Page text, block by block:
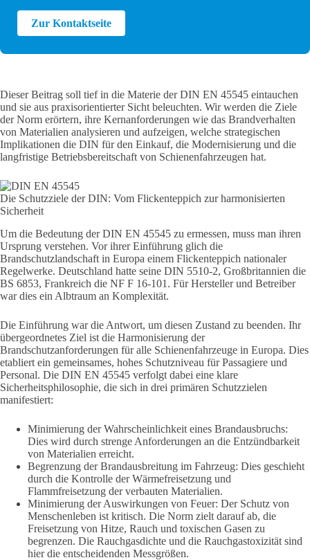
Zur Kontaktseite
Dieser Beitrag soll tief in die Materie der DIN EN 45545 eintauchen
und sie aus praxisorientierter Sicht beleuchten. Wir werden die Ziele
der Norm erörtern, ihre Kernanforderungen wie das Brandverhalten
von Materialien analysieren und aufzeigen, welche strategischen
Implikationen die DIN für den Einkauf, die Modernisierung und die
langfristige Betriebsbereitschaft von Schienenfahrzeugen hat.
Die Schutzziele der DIN: Vom Flickenteppich zur harmonisierten
Sicherheit
Um die Bedeutung der DIN EN 45545 zu ermessen, muss man ihren
Ursprung verstehen. Vor ihrer Einführung glich die
Brandschutzlandschaft in Europa einem Flickenteppich nationaler
Regelwerke. Deutschland hatte seine DIN 5510-2, Großbritannien die
BS 6853, Frankreich die NF F 16-101. Für Hersteller und Betreiber
war dies ein Albtraum an Komplexität.
Die Einführung war die Antwort, um diesen Zustand zu beenden. Ihr
übergeordnetes Ziel ist die Harmonisierung der
Brandschutzanforderungen für alle Schienenfahrzeuge in Europa. Dies
etabliert ein gemeinsames, hohes Schutzniveau für Passagiere und
Personal. Die DIN EN 45545 verfolgt dabei eine klare
Sicherheitsphilosophie, die sich in drei primären Schutzzielen
manifestiert:
Minimierung der Wahrscheinlichkeit eines Brandausbruchs:
Dies wird durch strenge Anforderungen an die Entzündbarkeit
von Materialien erreicht.
Begrenzung der Brandausbreitung im Fahrzeug: Dies geschieht
durch die Kontrolle der Wärmefreisetzung und
Flammfreisetzung der verbauten Materialien.
Minimierung der Auswirkungen von Feuer: Der Schutz von
Menschenleben ist kritisch. Die Norm zielt darauf ab, die
Freisetzung von Hitze, Rauch und toxischen Gasen zu
begrenzen. Die Rauchgasdichte und die Rauchgastoxizität sind
hier die entscheidenden Messgrößen.